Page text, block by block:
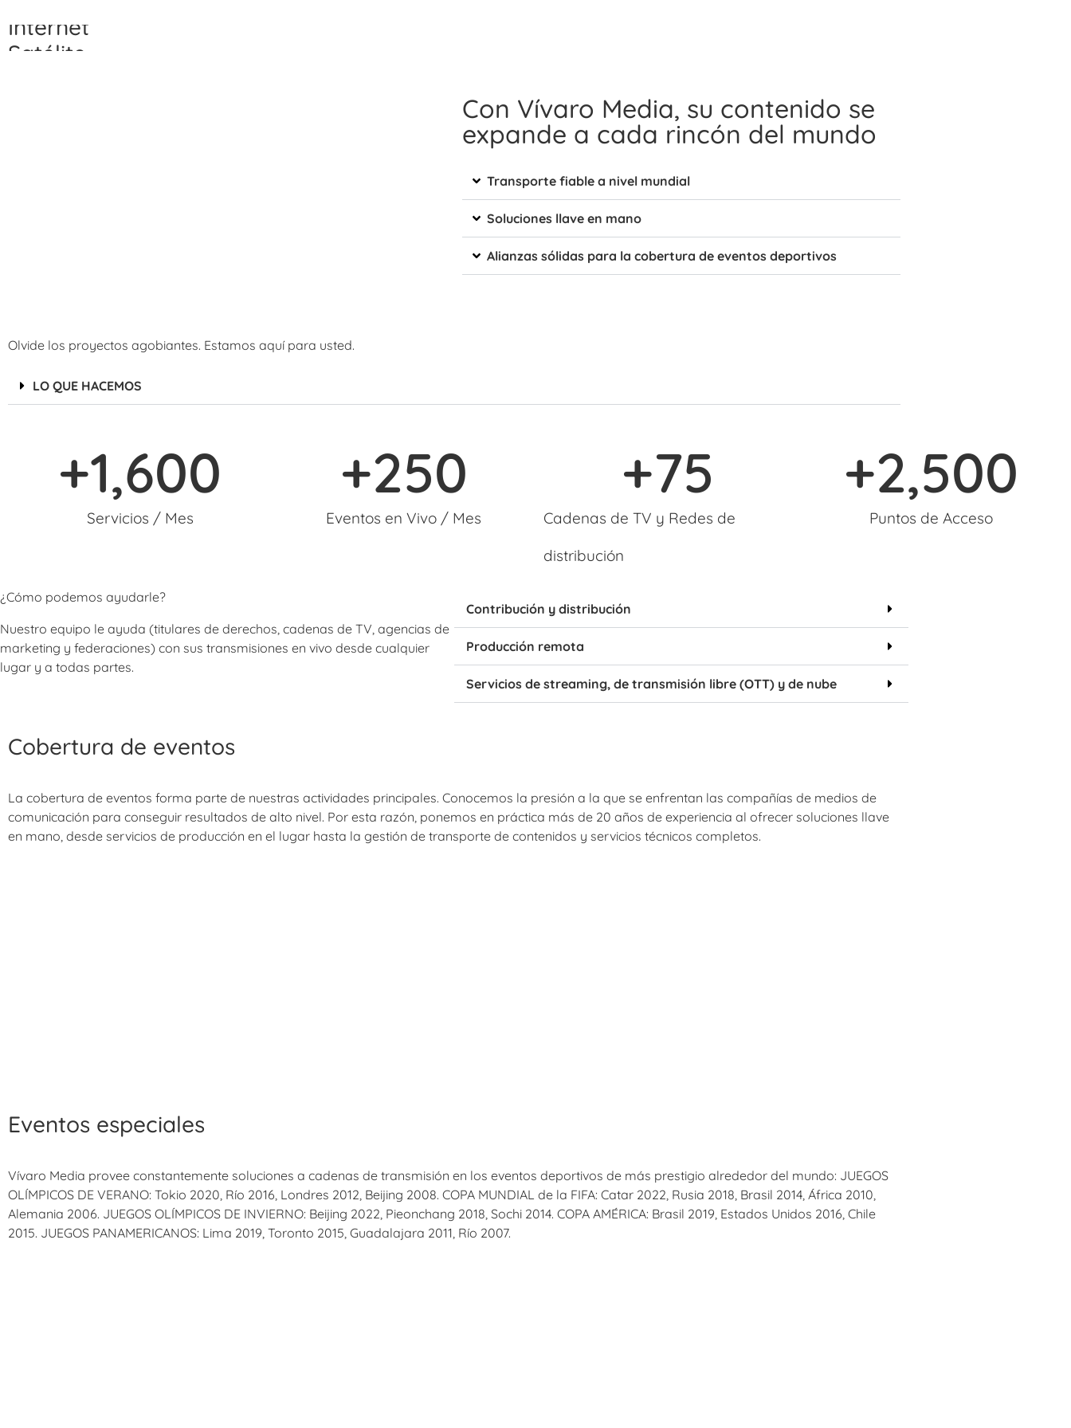
Satélite
Con Vívaro Media, su contenido se
expande a cada rincón del mundo
Transporte fiable a nivel mundial
Soluciones llave en mano
Alianzas sólidas para la cobertura de eventos deportivos
Olvide los proyectos agobiantes. Estamos aquí para usted.
LO QUE HACEMOS
Servicios / Mes
+1,600
Eventos en Vivo / Mes
+250
Cadenas de TV y Redes de
distribución
+75
Puntos de Acceso
+2,500
¿Cómo podemos ayudarle?
Nuestro equipo le ayuda (titulares de derechos, cadenas de TV, agencias de
marketing y federaciones) con sus transmisiones en vivo desde cualquier
lugar y a todas partes.
Contribución y distribución
Producción remota
Servicios de streaming, de transmisión libre (OTT) y de nube
Cobertura de eventos
La cobertura de eventos forma parte de nuestras actividades principales. Conocemos la presión a la que se enfrentan las compañías de medios de
comunicación para conseguir resultados de alto nivel. Por esta razón, ponemos en práctica más de 20 años de experiencia al ofrecer soluciones llave
en mano, desde servicios de producción en el lugar hasta la gestión de transporte de contenidos y servicios técnicos completos.
Eventos especiales
Vívaro Media provee constantemente soluciones a cadenas de transmisión en los eventos deportivos de más prestigio alrededor del mundo: JUEGOS
OLÍMPICOS DE VERANO: Tokio 2020, Río 2016, Londres 2012, Beijing 2008. COPA MUNDIAL de la FIFA: Catar 2022, Rusia 2018, Brasil 2014, África 2010,
Alemania 2006. JUEGOS OLÍMPICOS DE INVIERNO: Beijing 2022, Pieonchang 2018, Sochi 2014. COPA AMÉRICA: Brasil 2019, Estados Unidos 2016, Chile
2015. JUEGOS PANAMERICANOS: Lima 2019, Toronto 2015, Guadalajara 2011, Río 2007.